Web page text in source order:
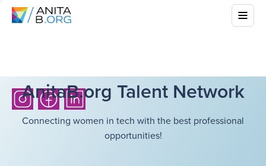
AnitaB.org Talent Network
Connecting women in tech with the best professional
opportunities!